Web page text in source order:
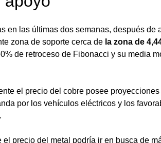
en las últimas dos semanas, después de
zona de soporte cerca de la zona de
de retroceso de Fibonacci y su media
el precio del cobre posee
por los vehículos eléctricos y los
.
precio del metal podría ir en busca de